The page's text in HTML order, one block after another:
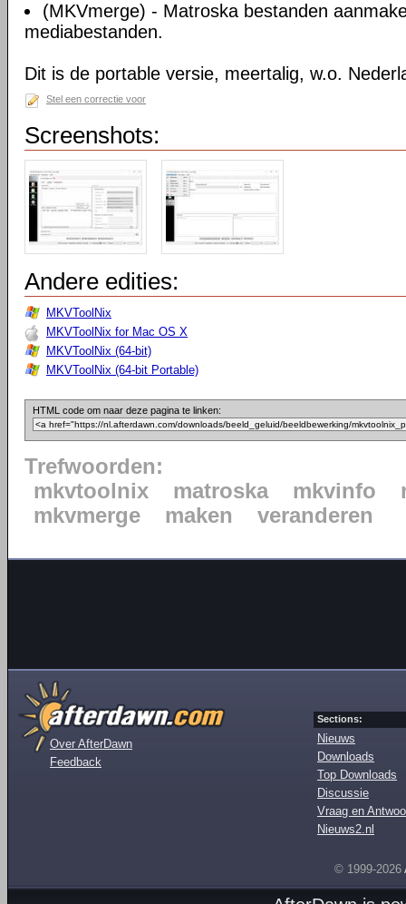
(MKVmerge) - Matroska bestanden
mediabestanden.
Dit is de portable versie, meertalig, w.o.
Stel een correctie voor
Screenshots:
Andere edities:
MKVToolNix
MKVToolNix for Mac OS X
MKVToolNix (64-bit)
MKVToolNix (64-bit Portable)
HTML code om naar deze pagina te linken:
Trefwoorden:
mkvtoolnix
matroska mkvinfo
mkvmerge
maken veranderen
Over AfterDawn
Feedback
Sections:
Nieuws
Downloads
Top Downloads
Discussie
Vraag en
Nieuws2.nl
© 1999-2026